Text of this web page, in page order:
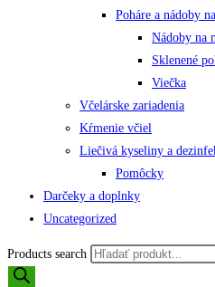
Poháre a nádoby
Nádoby na
Sklenené
Viečka
Včelárske zariadenia
Kŕmenie včiel
Liečivá kyseliny a
Pomôcky
Darčeky a doplnky
Uncategorized
Products search